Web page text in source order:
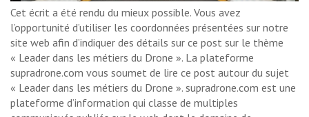
Cet écrit a été rendu du mieux possible. Vous avez
l’opportunité d’utiliser les coordonnées présentées sur notre
site web afin d’indiquer des détails sur ce post sur le thème
« Leader dans les métiers du Drone ». La plateforme
supradrone.com vous soumet de lire ce post autour du sujet
« Leader dans les métiers du Drone ». supradrone.com est une
plateforme d’information qui classe de multiples